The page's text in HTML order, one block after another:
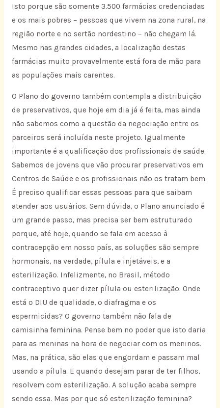
Isto porque são somente 3.500 farmácias credenciadas
e os mais pobres – pessoas que vivem na zona rural, na
região norte e no sertão nordestino – não chegam lá.
Mesmo nas grandes cidades, a localização destas
farmácias muito provavelmente está fora de mão para
as populações mais carentes.
O Plano do governo também contempla a distribuição
de preservativos, que hoje em dia já é feita, mas ainda
não sabemos como a questão da negociação entre os
parceiros será incluída neste projeto. Igualmente
importante é a qualificação dos profissionais de saúde.
Sabemos de jovens que vão procurar preservativos em
Centros de Saúde e os profissionais não os tratam bem.
É preciso qualificar essas pessoas para que saibam
atender aos usuários. Sem dúvida, o Plano anunciado é
um grande passo, mas precisa ser bem estruturado
porque, até hoje, quando se fala em acesso à
contracepção em nosso país, as soluções são sempre
hormonais, na verdade, pílula e injetáveis, e a
esterilização. Infelizmente, no Brasil, método
contraceptivo quer dizer pílula ou esterilização. Onde
está o DIU de qualidade, o diafragma e os
espermicidas? O governo também não fala de
camisinha feminina. Pense bem no poder que isto daria
para as meninas na hora de negociar com os meninos.
Mas, na prática, são elas que engordam e passam mal
usando a pílula. E quando desejam parar de ter filhos,
resolvem com esterilização. A solução acaba sempre
sendo essa. Mas por que só esterilização feminina?